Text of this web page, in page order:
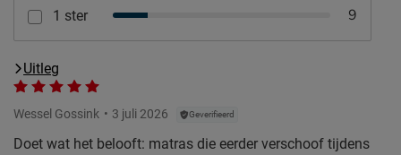
1 ster 9
Uitleg
Wessel Gossink 3 juli 2026 Geverifieerd
Doet wat het belooft: matras die eerder verschoof tijdens